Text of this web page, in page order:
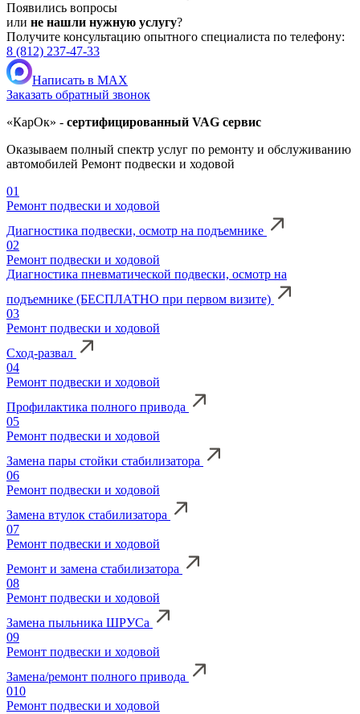
Появились вопросы
или не нашли нужную услугу?
Получите консультацию опытного специалиста по телефону:
8 (812) 237-47-33
Написать в MAX
Заказать обратный звонок
«КарОк» - сертифицированный VAG сервис
Оказываем полный спектр услуг по ремонту и обслуживанию
автомобилей Ремонт подвески и ходовой
01
Ремонт подвески и ходовой
Диагностика подвески, осмотр на подъемнике
02
Ремонт подвески и ходовой
Диагностика пневматической подвески, осмотр на
подъемнике (БЕСПЛАТНО при первом визите)
03
Ремонт подвески и ходовой
Сход-развал
04
Ремонт подвески и ходовой
Профилактика полного привода
05
Ремонт подвески и ходовой
Замена пары стойки стабилизатора
06
Ремонт подвески и ходовой
Замена втулок стабилизатора
07
Ремонт подвески и ходовой
Ремонт и замена стабилизатора
08
Ремонт подвески и ходовой
Замена пыльника ШРУСа
09
Ремонт подвески и ходовой
Замена/ремонт полного привода
010
Ремонт подвески и ходовой